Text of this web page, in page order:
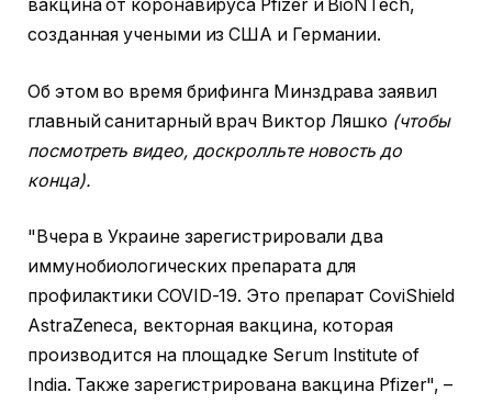
вакцина от коронавируса Pfizer и BioNTech,
созданная учеными из США и Германии.
Об этом во время брифинга Минздрава заявил
главный санитарный врач Виктор Ляшко (чтобы
посмотреть видео, доскролльте новость до
конца).
"Вчера в Украине зарегистрировали два
иммунобиологических препарата для
профилактики COVID-19. Это препарат CoviShield
AstraZeneca, векторная вакцина, которая
производится на площадке Serum Institute of
India. Также зарегистрирована вакцина Pfizer", –